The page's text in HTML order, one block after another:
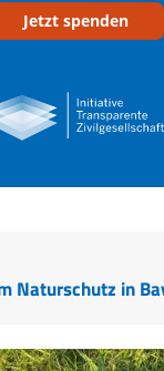
Jetzt spenden
Naturschutz in